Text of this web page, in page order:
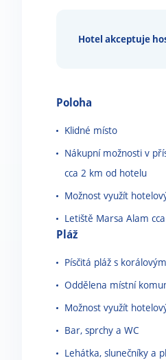
Hotel akceptuje
Poloha
Klidné místo
Nákupní možnosti v
cca 2 km od hotelu
Možnost využít
Letiště Marsa Alam
Pláž
Písčitá pláž s
Oddělena místní
Možnost využít
Bar, sprchy a WC
Lehátka, slunečníky a